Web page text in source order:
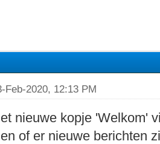
Feb-2020, 12:13 PM
nieuwe kopje 'Welkom'
of er nieuwe berichten